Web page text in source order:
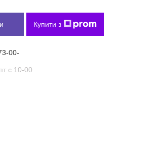
Купити з
00-
с 10-00